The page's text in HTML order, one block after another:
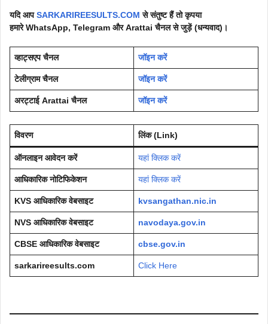
यदि आपSARKARIREESULTS.COM से संतुष्ट हैं तो कृपया
हमारे WhatsApp, Telegram और Arattai चैनल से जुड़ें (धन्यवाद)।
व्हाट्सएप चैनल जॉइन करें
टेलीग्राम चैनल जॉइन करें
अरट्टाई Arattai चैनल जॉइन करें
विवरण लिंक (Link)
ऑनलाइन आवेदन करें यहां क्लिक करें
आधिकारिक नोटिफिकेशन यहां क्लिक करें
KVS आधिकारिक वेबसाइट kvsangathan.nic.in
NVS आधिकारिक वेबसाइट navodaya.gov.in
CBSE आधिकारिक वेबसाइट cbse.gov.in
sarkarireesults.com Click Here